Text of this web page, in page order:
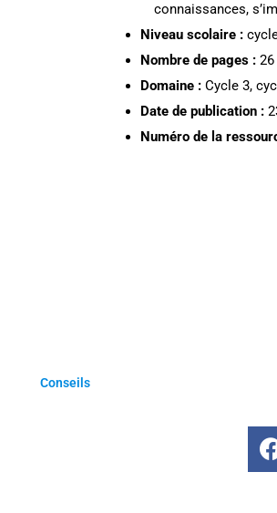
connaissances,
Niveau scolaire :
Nombre de pages :26
Domaine :Cycle 3,
Date de publication :
Numéro de la
Conseils